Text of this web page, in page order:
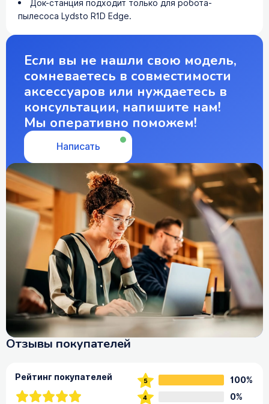
Док-станция подходит только для робота-
пылесоса Lydsto R1D Edge.
Если вы не нашли свою модель,
сомневаетесь в совместимости
аксессуаров или нуждаетесь в
консультации, напишите нам!
Мы оперативно поможем!
Написать
Отзывы покупателей
Рейтинг покупателей
100%
0%